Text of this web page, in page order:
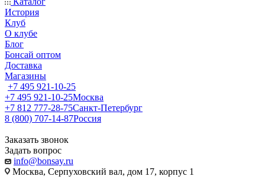
История
Клуб
О клубе
Блог
Бонсай оптом
Доставка
Магазины
+7 495 921-10-25
+7 495 921-10-25Москва
+7 812 777-28-75Санкт-Петербург
8 (800) 707-14-87Россия
Заказать звонок
Задать вопрос
info@bonsay.ru
Москва, Cерпуховский вал, дом 17, корпус 1